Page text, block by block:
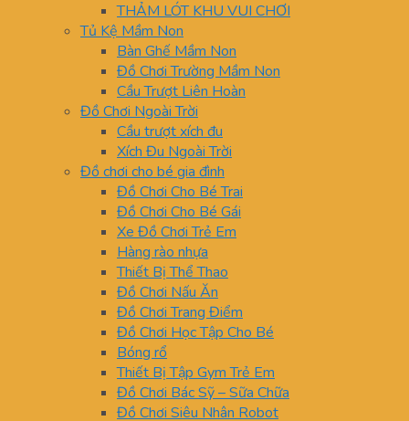
THẢM LÓT KHU VUI CHƠI
Tủ Kệ Mầm Non
Bàn Ghế Mầm Non
Đồ Chơi Trường Mầm Non
Cầu Trượt Liên Hoàn
Đồ Chơi Ngoài Trời
Cầu trượt xích đu
Xích Đu Ngoài Trời
Đồ chơi cho bé gia đình
Đồ Chơi Cho Bé Trai
Đồ Chơi Cho Bé Gái
Xe Đồ Chơi Trẻ Em
Hàng rào nhựa
Thiết Bị Thể Thao
Đồ Chơi Nấu Ăn
Đồ Chơi Trang Điểm
Đồ Chơi Học Tập Cho Bé
Bóng rổ
Thiết Bị Tập Gym Trẻ Em
Đồ Chơi Bác Sỹ – Sữa Chữa
Đồ Chơi Siêu Nhân Robot